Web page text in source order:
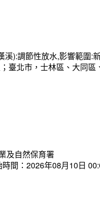
溪):調節性放水,影響範圍
臺北市，士林區、大同
及自然保育署
間：2026年08月10日